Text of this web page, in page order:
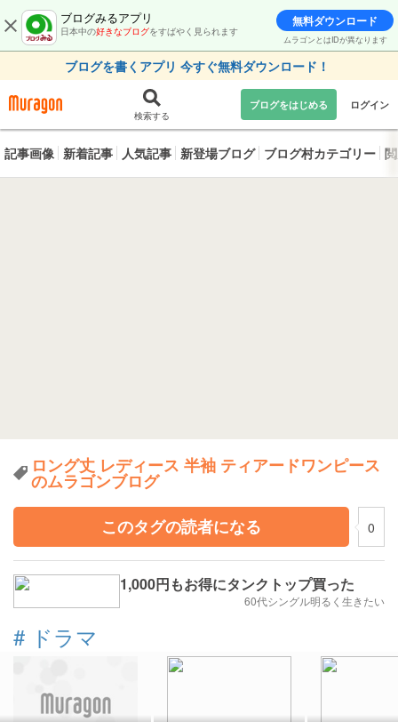
ブログみるアプリ
日本中の好きなブログをすばやく見られます
無料ダウンロード
ムラゴンとはIDが異なります
ブログを書くアプリ 今すぐ無料ダウンロード！
検索する
ブログをはじめる ログイン
記事画像 新着記事 人気記事 新登場ブログ ブログ村カテゴリー
ロング丈 レディース 半袖 ティアードワンピース
のムラゴンブログ
このタグの読者になる
0
1,000円もお得にタンクトップ買った
60代シングル明るく生きたい
# ドラマ